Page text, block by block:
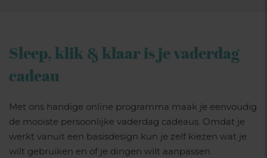
Sleep, klik & klaar is je vaderdag
cadeau
Met ons handige online programma maak je eenvoudig
de mooiste persoonlijke vaderdag cadeaus. Omdat je
werkt vanuit een basisdesign kun je zelf kiezen wat je
wilt gebruiken en of je dingen wilt aanpassen.